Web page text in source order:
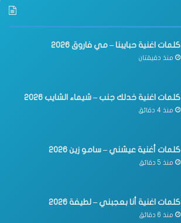
كلمات اغنية حبايبنا – مي فاروق 2026
منذ دقيقتان
كلمات اغنية خدلك جنب – شيماء الشايب 2026
منذ 4 دقائق
كلمات أغنية عيشني – سامو زين 2026
منذ 5 دقائق
كلمات اغنية أنا بعجبني – لطيفة 2026
منذ 6 دقائق